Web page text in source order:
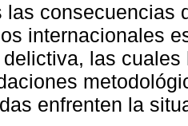
las consecuencias
internacionales
las
enfrenten la